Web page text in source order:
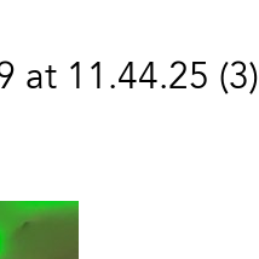
at 11.44.25 (3)